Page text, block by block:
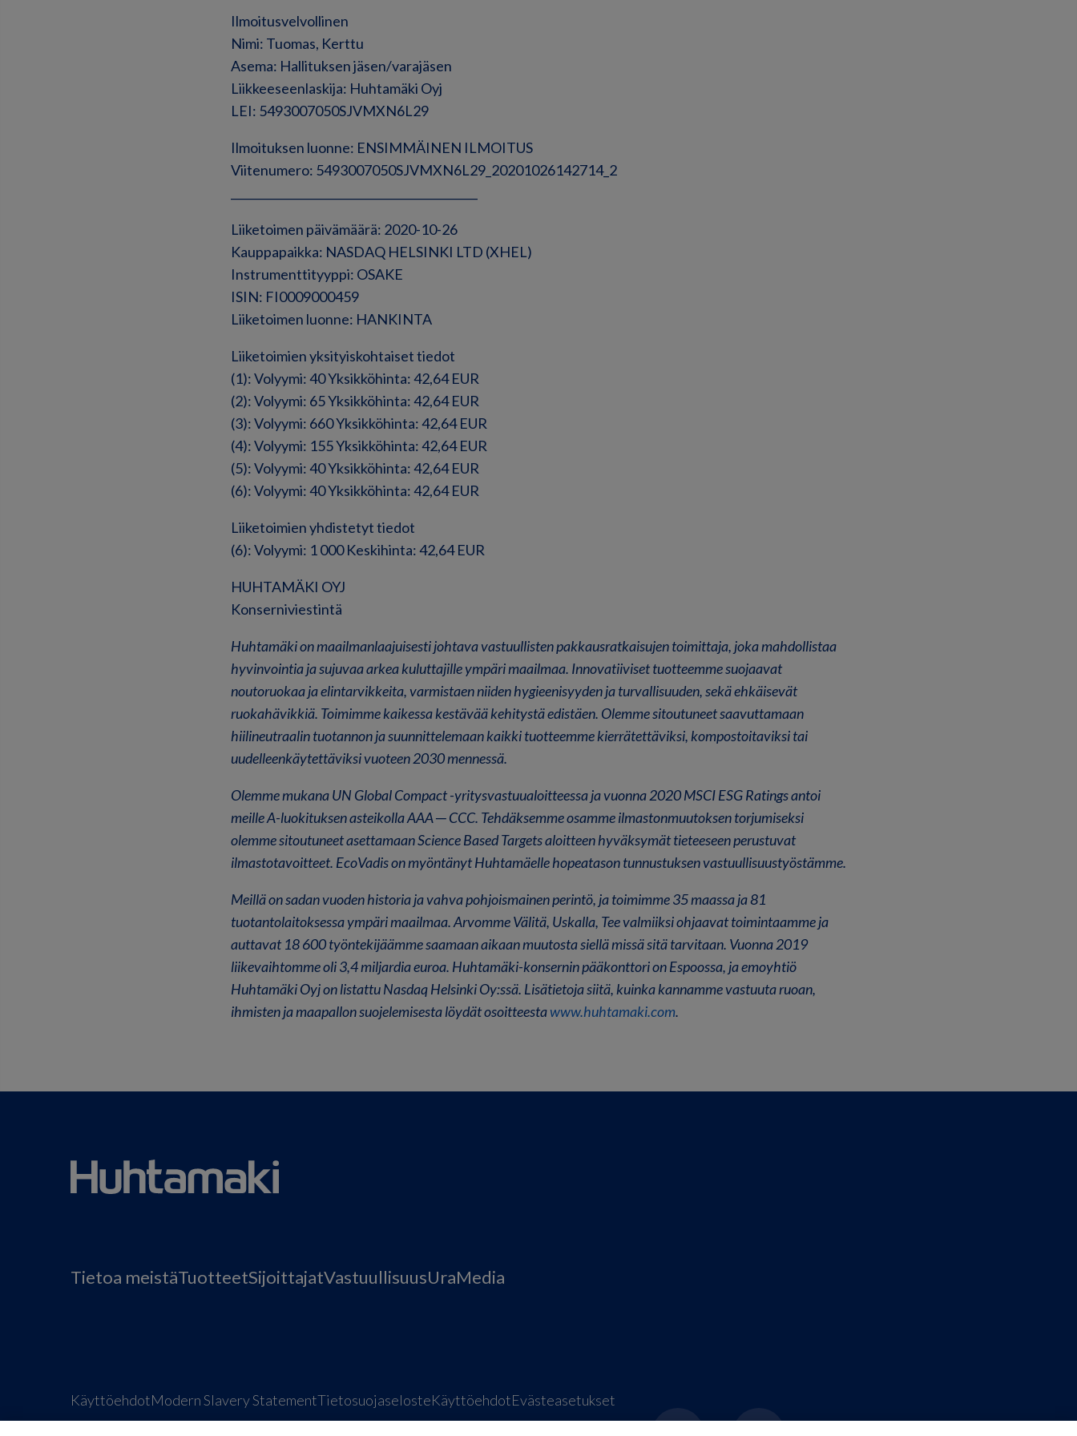
Ilmoitusvelvollinen
Nimi: Tuomas, Kerttu
Asema: Hallituksen jäsen/varajäsen
Liikkeeseenlaskija: Huhtamäki Oyj
LEI: 5493007050SJVMXN6L29
Ilmoituksen luonne: ENSIMMÄINEN ILMOITUS
Viitenumero: 5493007050SJVMXN6L29_20201026142714_2
Liiketoimen päivämäärä: 2020-10-26
Kauppapaikka: NASDAQ HELSINKI LTD (XHEL)
Instrumenttityyppi: OSAKE
ISIN: FI0009000459
Liiketoimen luonne: HANKINTA
Liiketoimien yksityiskohtaiset tiedot
(1): Volyymi: 40 Yksikköhinta: 42,64 EUR
(2): Volyymi: 65 Yksikköhinta: 42,64 EUR
(3): Volyymi: 660 Yksikköhinta: 42,64 EUR
(4): Volyymi: 155 Yksikköhinta: 42,64 EUR
(5): Volyymi: 40 Yksikköhinta: 42,64 EUR
(6): Volyymi: 40 Yksikköhinta: 42,64 EUR
Liiketoimien yhdistetyt tiedot
(6): Volyymi: 1 000 Keskihinta: 42,64 EUR
HUHTAMÄKI OYJ
Konserniviestintä
Huhtamäki on maailmanlaajuisesti johtava vastuullisten pakkausratkaisujen toimittaja, joka mahdollistaa
hyvinvointia ja sujuvaa arkea kuluttajille ympäri maailmaa. Innovatiiviset tuotteemme suojaavat
noutoruokaa ja elintarvikkeita, varmistaen niiden hygieenisyyden ja turvallisuuden, sekä ehkäisevät
ruokahävikkiä. Toimimme kaikessa kestävää kehitystä edistäen. Olemme sitoutuneet saavuttamaan
hiilineutraalin tuotannon ja suunnittelemaan kaikki tuotteemme kierrätettäviksi, kompostoitaviksi tai
uudelleenkäytettäviksi vuoteen 2030 mennessä.
Olemme mukana UN Global Compact -yritysvastuualoitteessa ja vuonna 2020 MSCI ESG Ratings antoi
meille A-luokituksen asteikolla AAA ─ CCC. Tehdäksemme osamme ilmastonmuutoksen torjumiseksi
olemme sitoutuneet asettamaan Science Based Targets aloitteen hyväksymät tieteeseen perustuvat
ilmastotavoitteet. EcoVadis on myöntänyt Huhtamäelle hopeatason tunnustuksen vastuullisuustyöstämme.
Meillä on sadan vuoden historia ja vahva pohjoismainen perintö, ja toimimme 35 maassa ja 81
tuotantolaitoksessa ympäri maailmaa. Arvomme Välitä, Uskalla, Tee valmiiksi ohjaavat toimintaamme ja
auttavat 18 600 työntekijäämme saamaan aikaan muutosta siellä missä sitä tarvitaan. Vuonna 2019
liikevaihtomme oli 3,4 miljardia euroa. Huhtamäki-konsernin pääkonttori on Espoossa, ja emoyhtiö
Huhtamäki Oyj on listattu Nasdaq Helsinki Oy:ssä. Lisätietoja siitä, kuinka kannamme vastuuta ruoan,
ihmisten ja maapallon suojelemisesta löydät osoitteestawww.huhtamaki.com.
Tietoa meistäTuotteetSijoittajatVastuullisuusUraMedia
KäyttöehdotModern Slavery StatementTietosuojaselosteKäyttöehdotEvästeasetukset